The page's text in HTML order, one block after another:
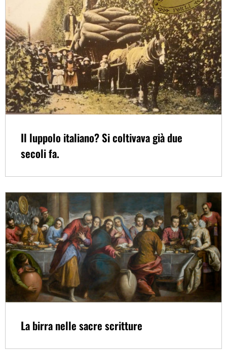
Il luppolo italiano? Si coltivava già due
secoli fa.
La birra nelle sacre scritture